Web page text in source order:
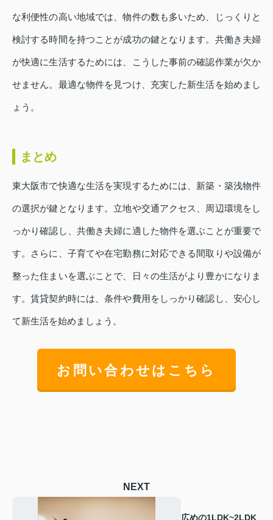
な利便性の高い地域では、物件の数も多いため、じっくりと
検討する時間を持つことが成功の鍵となります。共働き夫婦
が快適に生活するためには、こうした事前の確認作業が欠か
せません。最適な物件を見つけ、充実した新生活を始めまし
ょう。
まとめ
東大阪市で快適な生活を実現するためには、新築・築浅物件
の選択が鍵となります。立地や交通アクセス、周辺環境をし
っかり確認し、共働き夫婦に適した物件を選ぶことが重要で
す。さらに、子育てや在宅勤務に対応できる間取りや設備が
整った住まいを選ぶことで、日々の生活がより豊かになりま
す。賃貸契約時には、条件や費用をしっかり確認し、安心し
て新生活を始めましょう。
お問い合わせはこちら
NEXT
広めの1LDK~2LDK